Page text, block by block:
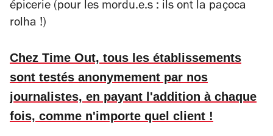
épicerie (pour les mordu.e.s : ils ont la paçoca
rolha !)
Chez Time Out, tous les établissements
sont testés anonymement par nos
journalistes, en payant l'addition à chaque
fois, comme n'importe quel client !